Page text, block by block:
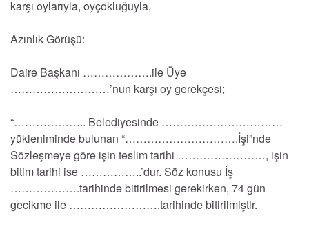
karşı oylarıyla, oyçokluğuyla,
Azınlık Görüşü:
Daire Başkanı ……………….ile Üye
………………………’nun karşı oy gerekçesi;
“……………….. Belediyesinde ……………………………
yükleniminde bulunan “………………………….İşi”nde
Sözleşmeye göre işin teslim tarihi ……………………, işin
bitim tarihi ise ……………..’dur. Söz konusu İş
……………….tarihinde bitirilmesi gerekirken, 74 gün
gecikme ile …………………….tarihinde bitirilmiştir.